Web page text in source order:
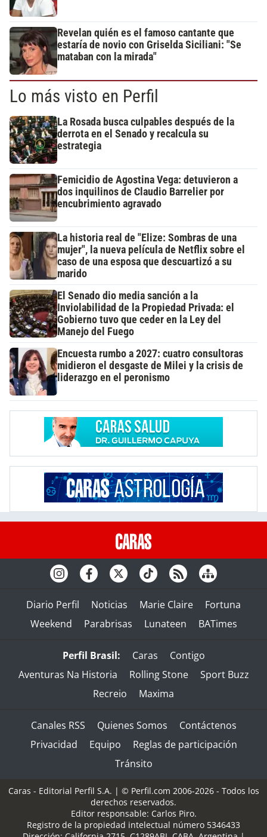
Revelan quién es el famoso cantante que
estaría de novio con Griselda Siciliani: "Se
mataban con la mirada"
Lo más visto en Perfil
La Rosada busca culpables después de la
derrota en el Senado y recalcula su
estrategia
Femicidio de Agostina Vega: detuvieron a
dos inquilinos de Claudio Barrelier por
encubrimiento agravado
La historia real de "Elize: Sombras de una
mujer", la nueva película de Netflix sobre el
caso de una esposa que descuartizó a su
marido
El Senado dio media sanción a la
Inviolabilidad de la Propiedad Privada: el
Gobierno tuvo que ceder en la Ley del
Manejo del Fuego
Encuesta rumbo a 2027: cuatro consultoras
midieron el desgaste de Milei y la crisis de
liderazgo en el peronismo
Diario Perfil Noticias Marie Claire
Fortuna
Weekend
Parabrisas Lunateen BATimes
Perfil Brasil: Caras
Contigo
Aventuras Na Historia
Rolling Stone
Sport Buzz
Recreio
Maxima
Canales RSS Quienes Somos
Contáctenos
Privacidad
Equipo
Reglas de participación
Tránsito
Caras - Editorial Perfil S.A. | © Perfil.com 2006-2026 - Todos los
derechos reservados.
Editor responsable: Carlos Piro.
Registro de la propiedad intelectual número 5346433